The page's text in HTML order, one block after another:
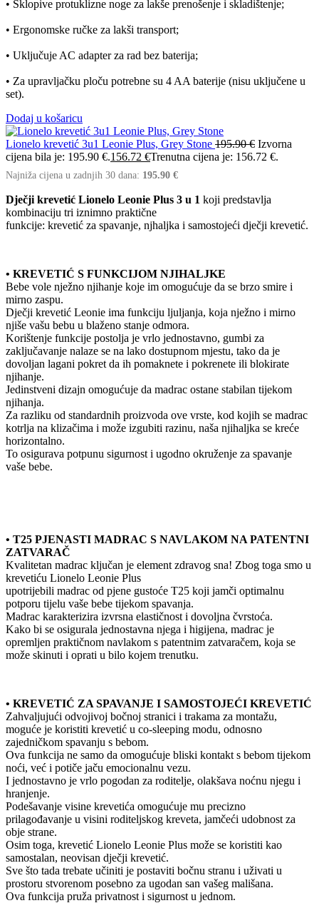
• Sklopive protuklizne noge za lakše prenošenje i skladištenje;
• Ergonomske ručke za lakši transport;
• Uključuje AC adapter za rad bez baterija;
• Za upravljačku ploču potrebne su 4 AA baterije (nisu uključene u
set).
Dodaj u košaricu
Lionelo krevetić 3u1 Leonie Plus, Grey Stone 195.90€ Izvorna
cijena bila je: 195.90 €.156.72 €Trenutna cijena je: 156.72 €.
Najniža cijena u zadnjih 30 dana: 195.90 €
Dječji krevetić Lionelo Leonie Plus 3 u 1 koji predstavlja
kombinaciju tri iznimno praktične
funkcije: krevetić za spavanje, njhaljka i samostojeći dječji krevetić.
• KREVETIĆ S FUNKCIJOM NJIHALJKE
Bebe vole nježno njihanje koje im omogućuje da se brzo smire i
mirno zaspu.
Dječji krevetić Leonie ima funkciju ljuljanja, koja nježno i mirno
njiše vašu bebu u blaženo stanje odmora.
Korištenje funkcije postolja je vrlo jednostavno, gumbi za
zaključavanje nalaze se na lako dostupnom mjestu, tako da je
dovoljan lagani pokret da ih pomaknete i pokrenete ili blokirate
njihanje.
Jedinstveni dizajn omogućuje da madrac ostane stabilan tijekom
njihanja.
Za razliku od standardnih proizvoda ove vrste, kod kojih se madrac
kotrlja na klizačima i može izgubiti razinu, naša njihaljka se kreće
horizontalno.
To osigurava potpunu sigurnost i ugodno okruženje za spavanje
vaše bebe.
• T25 PJENASTI MADRAC S NAVLAKOM NA PATENTNI
ZATVARAČ
Kvalitetan madrac ključan je element zdravog sna! Zbog toga smo u
krevetiću Lionelo Leonie Plus
upotrijebili madrac od pjene gustoće T25 koji jamči optimalnu
potporu tijelu vaše bebe tijekom spavanja.
Madrac karakterizira izvrsna elastičnost i dovoljna čvrstoća.
Kako bi se osigurala jednostavna njega i higijena, madrac je
opremljen praktičnom navlakom s patentnim zatvaračem, koja se
može skinuti i oprati u bilo kojem trenutku.
• KREVETIĆ ZA SPAVANJE I SAMOSTOJEĆI KREVETIĆ
Zahvaljujući odvojivoj bočnoj stranici i trakama za montažu,
moguće je koristiti krevetić u co-sleeping modu, odnosno
zajedničkom spavanju s bebom.
Ova funkcija ne samo da omogućuje bliski kontakt s bebom tijekom
noći, već i potiče jaču emocionalnu vezu.
I jednostavno je vrlo pogodan za roditelje, olakšava noćnu njegu i
hranjenje.
Podešavanje visine krevetića omogućuje mu precizno
prilagođavanje u visini roditeljskog kreveta, jamčeći udobnost za
obje strane.
Osim toga, krevetić Lionelo Leonie Plus može se koristiti kao
samostalan, neovisan dječji krevetić.
Sve što tada trebate učiniti je postaviti bočnu stranu i uživati u
prostoru stvorenom posebno za ugodan san vašeg mališana.
Ova funkcija pruža privatnost i sigurnost u jednom.